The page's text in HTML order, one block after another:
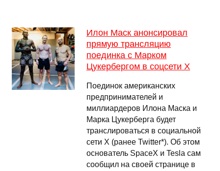
Илон Маск анонсировал
прямую трансляцию
поединка с Марком
Цукербергом в соцсети X
Поединок американских
предпринимателей и
миллиардеров Илона Маска и
Марка Цукерберга будет
транслироваться в социальной
сети X (ранее Twitter*). Об этом
основатель SpaceX и Tesla сам
сообщил на своей странице в